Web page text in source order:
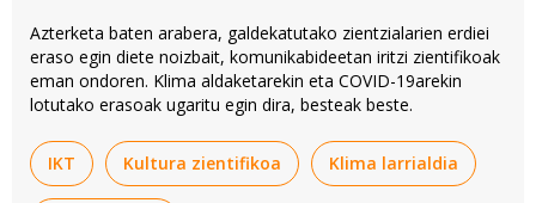
Azterketa baten arabera, galdekatutako zientzialarien erdiei
eraso egin diete noizbait, komunikabideetan iritzi zientifikoak
eman ondoren. Klima aldaketarekin eta COVID-19arekin
lotutako erasoak ugaritu egin dira, besteak beste.
IKT Kultura zientifikoa Klima larrialdia